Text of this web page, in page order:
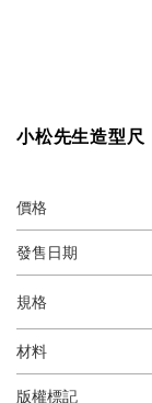
小松先生造型尺
價格
發售日期
規格
材料
版權標記